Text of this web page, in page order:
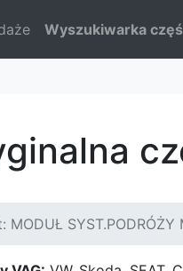
Wyszukiwarka
MODUŁ